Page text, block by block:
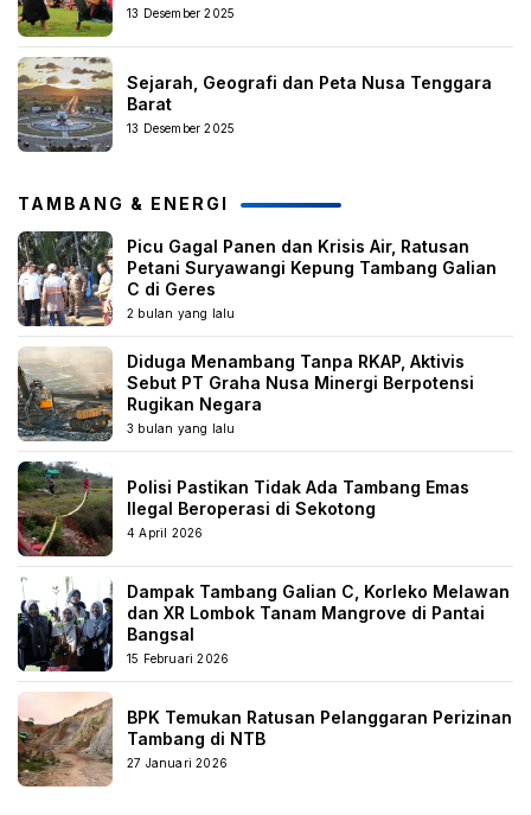
13 Desember 2025
Sejarah, Geografi dan Peta Nusa Tenggara
Barat
13 Desember 2025
TAMBANG & ENERGI
Picu Gagal Panen dan Krisis Air, Ratusan
Petani Suryawangi Kepung Tambang Galian
C di Geres
2 bulan yang lalu
Diduga Menambang Tanpa RKAP, Aktivis
Sebut PT Graha Nusa Minergi Berpotensi
Rugikan Negara
3 bulan yang lalu
Polisi Pastikan Tidak Ada Tambang Emas
Ilegal Beroperasi di Sekotong
4 April 2026
Dampak Tambang Galian C, Korleko Melawan
dan XR Lombok Tanam Mangrove di Pantai
Bangsal
15 Februari 2026
BPK Temukan Ratusan Pelanggaran Perizinan
Tambang di NTB
27 Januari 2026